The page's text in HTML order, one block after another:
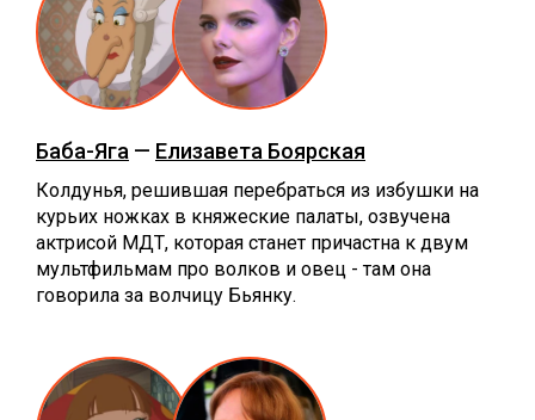
Баба-Яга — Елизавета Боярская
Колдунья, решившая перебраться из избушки на
курьих ножках в княжеские палаты, озвучена
актрисой МДТ, которая станет причастна к двум
мультфильмам про волков и овец - там она
говорила за волчицу Бьянку.